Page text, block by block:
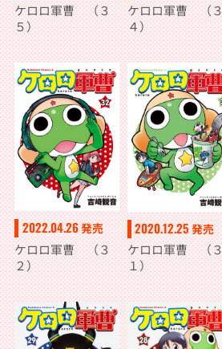
ケロロ軍曹 （３
５）
ケロロ軍曹 （３
４）
2022.04.26発売
ケロロ軍曹 （３
２）
2020.12.25 発売
ケロロ軍曹 （３
１）